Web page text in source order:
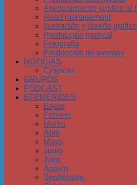
Asesoramiento jurídico al
Road management
Ilustración y diseño gráfico
Producción musical
Fotografía
Producción de eventos
NOTICIAS
Crónicas
GRUPOS
PODCAST
EFEMÉRIDES
Enero
Febrero
Marzo
Abril
Mayo
Junio
Julio
Agosto
Septiembre